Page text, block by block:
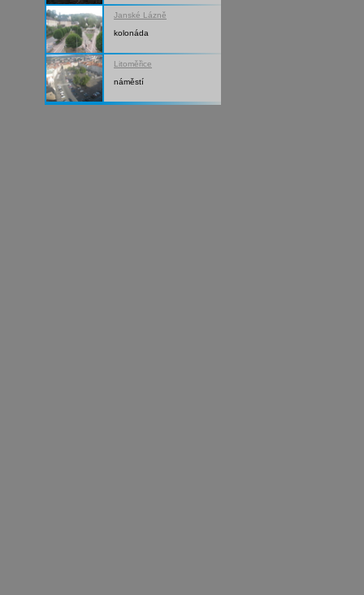
Janské Lázně
kolonáda
Litoměřice
náměstí